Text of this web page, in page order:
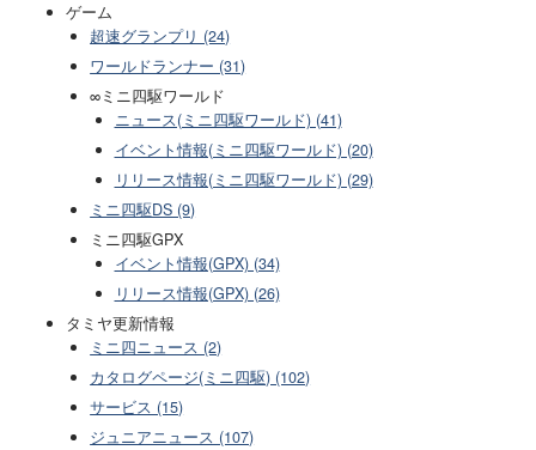
ゲーム
超速グランプリ (24)
ワールドランナー (31)
∞ミニ四駆ワールド
ニュース(ミニ四駆ワールド) (41)
イベント情報(ミニ四駆ワールド) (20)
リリース情報(ミニ四駆ワールド) (29)
ミニ四駆DS (9)
ミニ四駆GPX
イベント情報(GPX) (34)
リリース情報(GPX) (26)
タミヤ更新情報
ミニ四ニュース (2)
カタログページ(ミニ四駆) (102)
サービス (15)
ジュニアニュース (107)